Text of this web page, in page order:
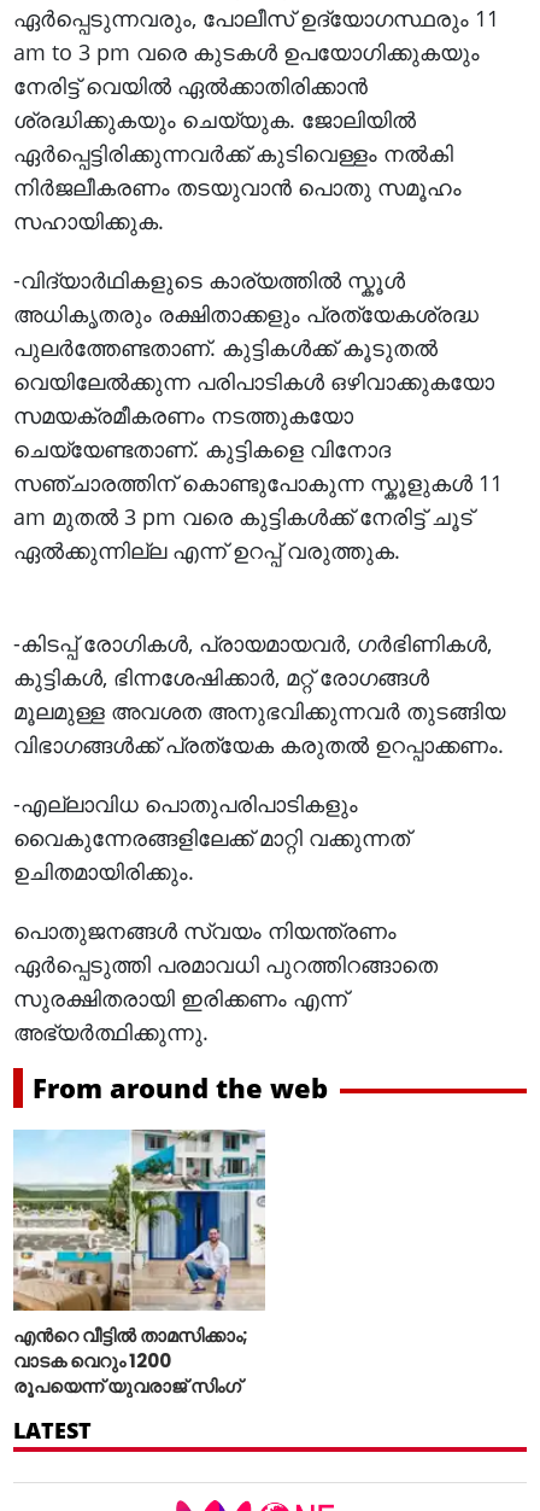
ഏർപ്പെടുന്നവരും, പോലീസ് ഉദ്യോഗസ്ഥരും 11
am to 3 pm വരെ കുടകൾ ഉപയോഗിക്കുകയും
നേരിട്ട് വെയിൽ ഏൽക്കാതിരിക്കാൻ
ശ്രദ്ധിക്കുകയും ചെയ്യുക. ജോലിയിൽ
ഏർപ്പെട്ടിരിക്കുന്നവർക്ക് കുടിവെള്ളം നൽകി
നിർജലീകരണം തടയുവാൻ പൊതു സമൂഹം
സഹായിക്കുക.
-വിദ്യാർഥികളുടെ കാര്യത്തിൽ സ്കൂള്‍
അധിക‍ൃതരും രക്ഷിതാക്കളും പ്രത്യേകശ്രദ്ധ
പുലര്‍ത്തേണ്ടതാണ്. കുട്ടികൾക്ക് കൂടുതൽ
വെയിലേൽക്കുന്ന പരിപാടികൾ ഒഴിവാക്കുകയോ
സമയക്രമീകരണം നടത്തുകയോ
ചെയ്യേണ്ടതാണ്. കുട്ടികളെ വിനോദ
സഞ്ചാരത്തിന് കൊണ്ടുപോകുന്ന സ്കൂളുകള്‍ 11
am മുതല്‍ 3 pm വരെ കുട്ടികള്‍ക്ക് നേരിട്ട് ചൂട്
ഏല്‍ക്കുന്നില്ല എന്ന് ഉറപ്പ് വരുത്തുക.
-കിടപ്പ് രോഗികൾ, പ്രായമായവർ, ഗർഭിണികൾ,
കുട്ടികൾ, ഭിന്നശേഷിക്കാർ, മറ്റ് രോഗങ്ങൾ
മൂലമുള്ള അവശത അനുഭവിക്കുന്നവർ തുടങ്ങിയ
വിഭാഗങ്ങൾക്ക് പ്രത്യേക കരുതൽ ഉറപ്പാക്കണം.
-എല്ലാവിധ പൊതുപരിപാടികളും
വൈകുന്നേരങ്ങളിലേക്ക് മാറ്റി വക്കുന്നത്
ഉചിതമായിരിക്കും.
പൊതുജനങ്ങൾ സ്വയം നിയന്ത്രണം
ഏർപ്പെടുത്തി പരമാവധി പുറത്തിറങ്ങാതെ
സുരക്ഷിതരായി ഇരിക്കണം എന്ന്
അഭ്യർത്ഥിക്കുന്നു.
From around the web
എന്‍റെ വീട്ടില്‍ താമസിക്കാം;
വാടക വെറും 1200
രൂപയെന്ന് യുവരാജ് സിംഗ്
LATEST